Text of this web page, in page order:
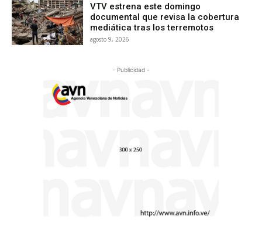
VTV estrena este domingo
documental que revisa la cobertura
mediática tras los terremotos
agosto 9, 2026
- Publicidad -